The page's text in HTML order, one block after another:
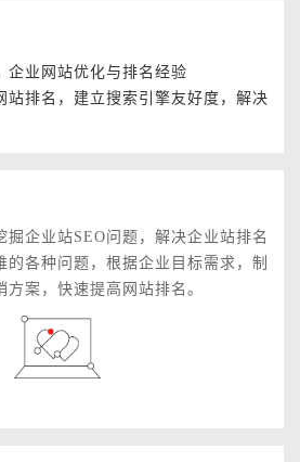
企业网站优化与排名经验
站排名，建立搜索引擎友好度，解决
掘企业站SEO问题，解决企业站排名
的各种问题，根据企业目标需求，制
案，快速提高网站排名。